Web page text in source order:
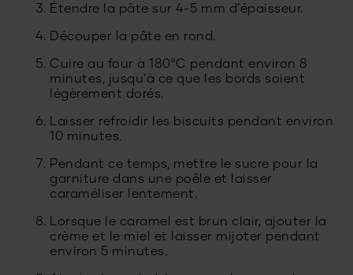
Étendre la pâte sur 4-5 mm d’épaisseur.
Découper la pâte en rond.
Cuire au four à 180°C pendant environ 8
minutes, jusqu’à ce que les bords soient
légèrement dorés.
Laisser refroidir les biscuits pendant environ
10 minutes.
Pendant ce temps, mettre le sucre pour la
garniture dans une poêle et laisser
caraméliser lentement.
Lorsque le caramel est brun clair, ajouter la
crème et le miel et laisser mijoter pendant
environ 5 minutes.